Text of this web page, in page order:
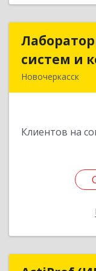
систем и
Новочеркасск
Клиентов на